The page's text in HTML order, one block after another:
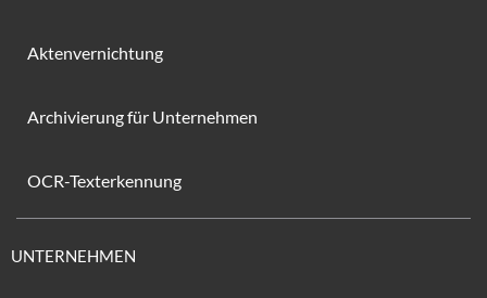
Aktenvernichtung
Archivierung für Unternehmen
OCR-Texterkennung
UNTERNEHMEN